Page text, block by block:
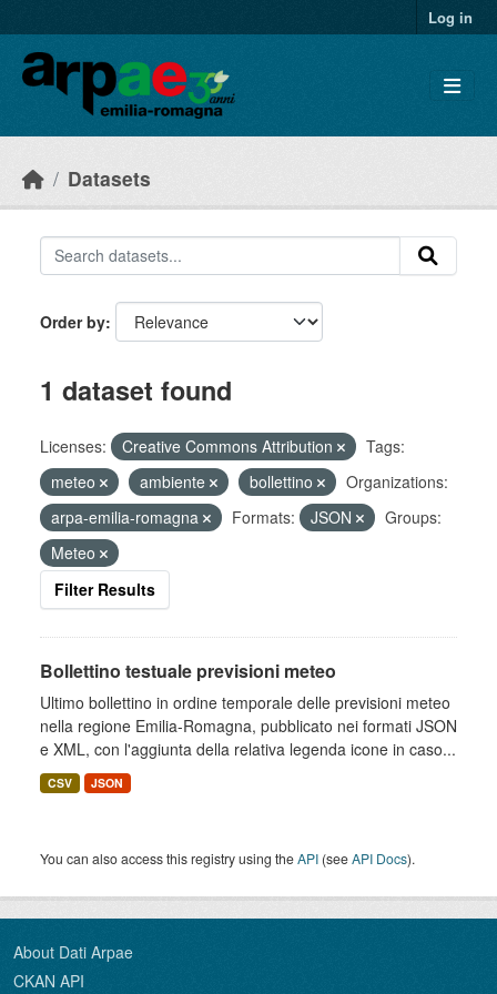
Log in
Datasets
Order by
1 dataset found
Licenses: Creative Commons Attribution
Tags:
meteo
ambiente bollettino
Organizations:
arpa-emilia-romagna
Formats: JSON
Groups:
Meteo
Filter Results
Bollettino testuale previsioni meteo
Ultimo bollettino in ordine temporale delle previsioni meteo
nella regione Emilia-Romagna, pubblicato nei formati JSON
e XML, con l'aggiunta della relativa legenda icone in caso...
CSV JSON
You can also access this registry using theAPI (seeAPI Docs).
About Dati Arpae
CKAN API